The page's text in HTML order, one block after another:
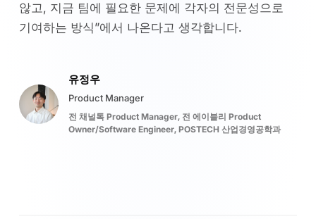
않고, 지금 팀에 필요한 문제에 각자의 전문성으로
기여하는 방식”에서 나온다고 생각합니다.
유정우
Product Manager
전 채널톡 Product Manager, 전 에이블리 Product
Owner/Software Engineer, POSTECH 산업경영공학과